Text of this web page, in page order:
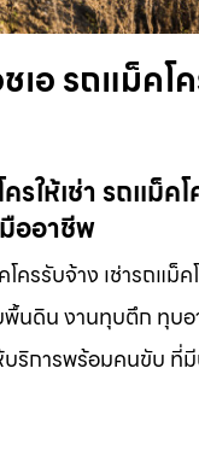
อ รถแม็คโ
ให้เช่า รถแม็ค
ออาชีพ
รรับจ้าง เช่ารถแม็
นดิน งานทุบตึก ทุบอ
บริการพร้อมคนขับ